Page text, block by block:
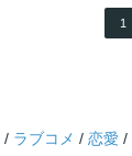
1
/ ラブコメ /恋愛 /